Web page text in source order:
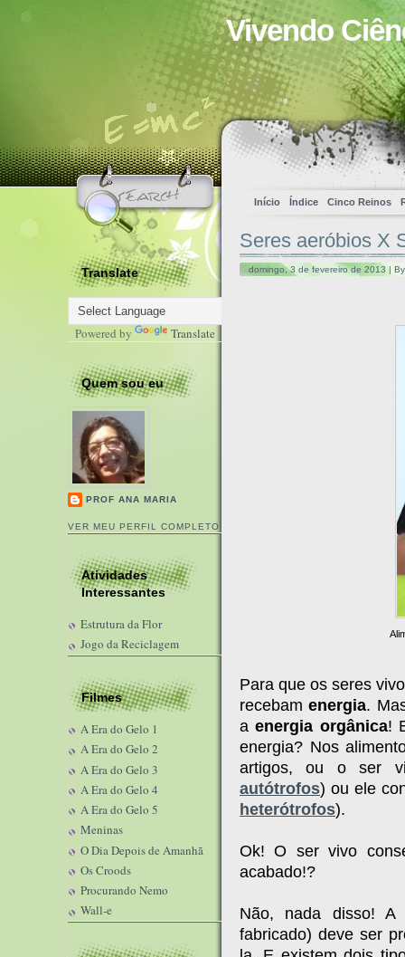
Vivendo
Início Índice Cinco Reinos
Translate
Powered by Translate
Quem sou eu
PROF ANA MARIA
VER MEU PERFIL COMPLETO
Atividades
Interessantes
Estrutura da Flor
Jogo da Reciclagem
Filmes
A Era do Gelo 1
A Era do Gelo 2
A Era do Gelo 3
A Era do Gelo 4
A Era do Gelo 5
Meninas
O Dia Depois de Amanhã
Os Croods
Procurando Nemo
Wall-e
Seres aeróbios X
domingo, 3 de fevereiro de 2013 |
Para que os seres
recebamenergia.
aenergia orgânica!
energia? Nos
artigos, ou o ser
autótrofos) ou ele
heterótrofos).
Ok! O ser vivo
acabado!?
Não, nada disso! A
fabricado) deve ser